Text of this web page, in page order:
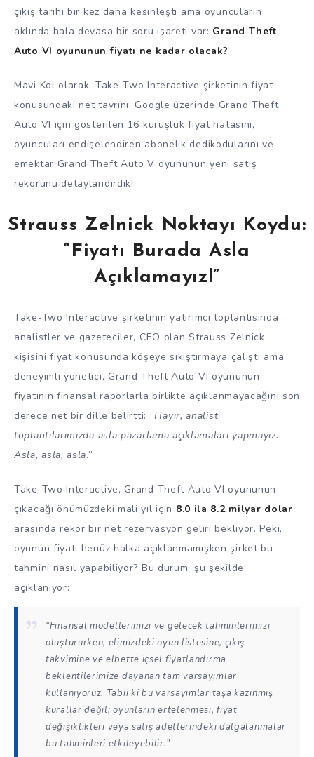
çıkış tarihi bir kez daha kesinleşti ama oyuncuların
aklında hala devasa bir soru işareti var: Grand Theft
Auto VI oyununun fiyatı ne kadar olacak?
Mavi Kol olarak, Take-Two Interactive şirketinin fiyat
konusundaki net tavrını, Google üzerinde Grand Theft
Auto VI için gösterilen 16 kuruşluk fiyat hatasını,
oyuncuları endişelendiren abonelik dedikodularını ve
emektar Grand Theft Auto V oyununun yeni satış
rekorunu detaylandırdık!
Strauss Zelnick Noktayı Koydu:
“Fiyatı Burada Asla
Açıklamayız!”
Take-Two Interactive şirketinin yatırımcı toplantısında
analistler ve gazeteciler, CEO olan Strauss Zelnick
kişisini fiyat konusunda köşeye sıkıştırmaya çalıştı ama
deneyimli yönetici, Grand Theft Auto VI oyununun
fiyatının finansal raporlarla birlikte açıklanmayacağını son
derece net bir dille belirtti: “Hayır, analist
toplantılarımızda asla pazarlama açıklamaları yapmayız.
Asla, asla, asla.”
Take-Two Interactive, Grand Theft Auto VI oyununun
çıkacağı önümüzdeki mali yıl için 8.0 ila 8.2 milyar dolar
arasında rekor bir net rezervasyon geliri bekliyor. Peki,
oyunun fiyatı henüz halka açıklanmamışken şirket bu
tahmini nasıl yapabiliyor? Bu durum, şu şekilde
açıklanıyor:
“Finansal modellerimizi ve gelecek tahminlerimizi
oluştururken, elimizdeki oyun listesine, çıkış
takvimine ve elbette içsel fiyatlandırma
beklentilerimize dayanan tam varsayımlar
kullanıyoruz. Tabii ki bu varsayımlar taşa kazınmış
kurallar değil; oyunların ertelenmesi, fiyat
değişiklikleri veya satış adetlerindeki dalgalanmalar
bu tahminleri etkileyebilir.”